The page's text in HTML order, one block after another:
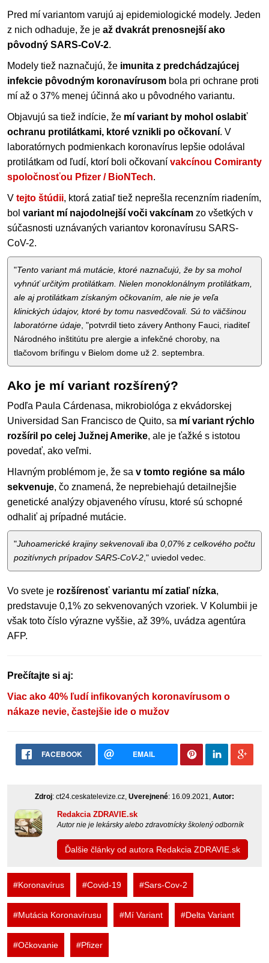
Pred mí variantom varujú aj epidemiologické modely. Jeden
z nich odhaduje, že je až dvakrát prenosnejší ako
pôvodný SARS-CoV-2.
Modely tiež naznačujú, že imunita z predchádzajúcej
infekcie pôvodným koronavírusom bola pri ochrane proti
mí až o 37% menej účinná ako u pôvodného variantu.
Objavujú sa tiež indície, že mí variant by mohol oslabiť
ochranu protilátkami, ktoré vznikli po očkovaní. V
laboratórnych podmienkach koronavírus lepšie odolával
protilátkam od ľudí, ktorí boli očkovaní vakcínou Comiranty
spoločnosťou Pfizer / BioNTech.
V tejto štúdii, ktorá zatiaľ tiež neprešla recenzním riadením,
bol variant mí najodolnejší voči vakcínam zo všetkých v
súčasnosti uznávaných variantov koronavírusu SARS-
CoV-2.
"Tento variant má mutácie, ktoré naznačujú, že by sa mohol
vyhnúť určitým protilátkam. Nielen monoklonálnym protilátkam,
ale aj protilátkam získaným očkovaním, ale nie je veľa
klinických údajov, ktoré by tomu nasvedčovali. Sú to väčšinou
laboratórne údaje , "potvrdil tieto závery Anthony Fauci, riaditeľ
Národného inštitútu pre alergie a infekčné choroby, na
tlačovom brífingu v Bielom dome už 2. septembra.
Ako je mí variant rozšírený?
Podľa Paula Cárdenasa, mikrobiológa z ekvádorskej
Universidad San Francisco de Quito, sa mí variant rýchlo
rozšíril po celej Južnej Amerike, ale je ťažké s istotou
povedať, ako veľmi.
Hlavným problémom je, že sa v tomto regióne sa málo
sekvenuje, čo znamená, že neprebiehajú detailnejšie
genetické analýzy objaveného vírusu, ktoré sú schopné
odhaliť aj prípadné mutácie.
"Juhoamerické krajiny sekvenovali iba 0,07% z celkového počtu
pozitívnych prípadov SARS-CoV-2 ," uviedol vedec.
Vo svete je rozšírenosť variantu mí zatiaľ nízka,
predstavuje 0,1% zo sekvenovaných vzoriek. V Kolumbii je
však toto číslo výrazne vyššie, až 39%, uvádza agentúra
AFP.
Prečítajte si aj:
Viac ako 40% ľudí infikovaných koronavírusom o
nákaze nevie, častejšie ide o mužov
FACEBOOK EMAIL
Zdroj: ct24.ceskatelevize.cz, Uverejnené: 16.09.2021, Autor:
Redakcia ZDRAVIE.sk
Autor nie je lekársky alebo zdravotnícky školený odborník
Ďalšie články od autora Redakcia ZDRAVIE.sk
#Koronavírus #Covid-19 #Sars-Cov-2
#Mutácia Koronavírusu #Mí Variant #Delta Variant
#Očkovanie #Pfizer